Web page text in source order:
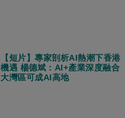
【短片】專家剖析AI熱潮下香港
機遇 楊德斌：AI+產業深度融合
大灣區可成AI高地